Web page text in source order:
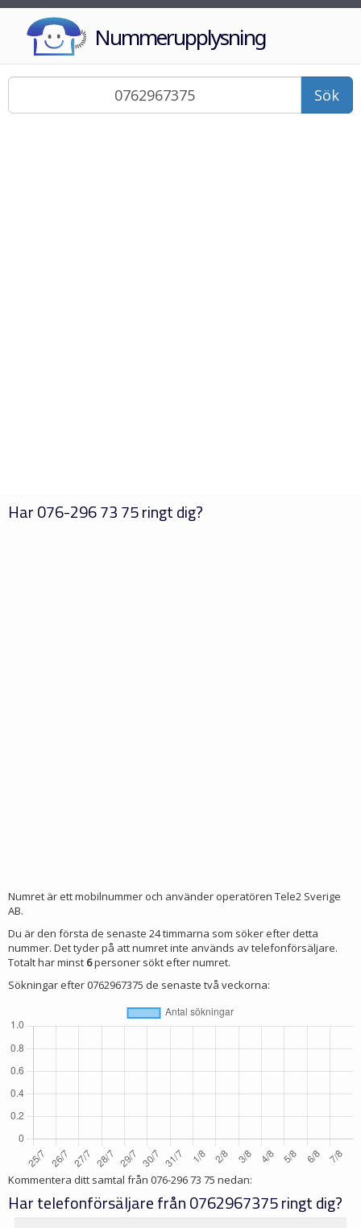
Nummerupplysning
Sök
Har076-296 73 75ringt dig?
Numret är ett mobilnummer och använder operatören Tele2 Sverige
AB.
Du är den första de senaste 24 timmarna som söker efter detta
nummer. Det tyder på att numret inte används av telefonförsäljare.
Totalt har minst 6personer sökt efter numret.
Sökningar efter 0762967375 de senaste två veckorna:
Kommentera ditt samtal från 076-296 73 75 nedan:
Har telefonförsäljare från 0762967375 ringt dig?